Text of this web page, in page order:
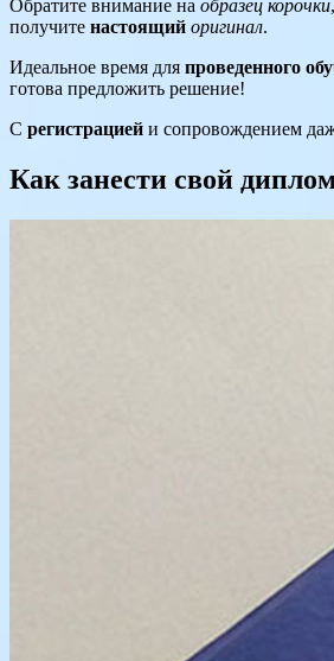
Обратите внимание на образец корочки
получите настоящий оригинал.
Идеальное время для проведенного
готова предложить решение!
С регистрацией и сопровождением
Как занести свой